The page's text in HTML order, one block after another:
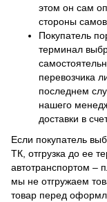
этом он сам
стороны
Покупатель
терминал
перевозчика
последнем
нашего
доставки в
Если покупатель
ТК, отгрузка до ее
автотранспортом –
мы не отгружаем
товар перед